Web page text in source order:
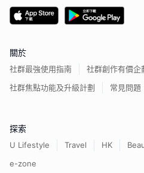
關於
社群最強使用指南
社群創作有價企
社群焦點功能及升級計劃
常見問題
探索
U Lifestyle Travel HK
e-zone